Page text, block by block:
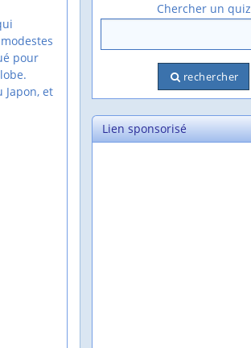
pour
et
Chercher un quiz
rechercher
Lien sponsorisé